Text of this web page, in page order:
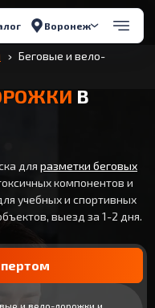
Воронеж
Беговые и вело-
В
для разметки беговых
компонентов и
учебных и спортивных
выезд за 1-2 дня.
и вело-дорожки и